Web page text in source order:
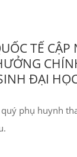
TẾ CẬP
ĐẠI
phụ huynh